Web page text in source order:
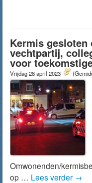
Kermis gesloten
vechtpartij,
voor
Vrijdag 28 april 2023
Omwonenden/
op … Lees verder →